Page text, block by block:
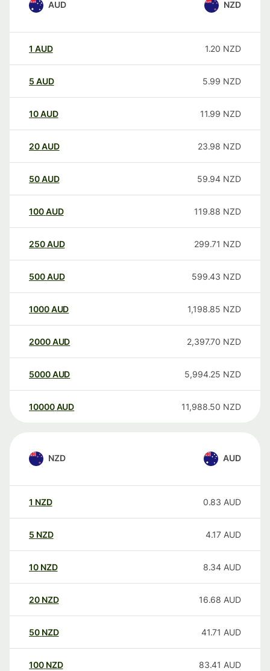
AUD NZD
1 AUD 1.20 NZD
5 AUD 5.99 NZD
10AUD 11.99 NZD
20AUD 23.98 NZD
50AUD 59.94 NZD
100AUD 119.88 NZD
250AUD 299.71 NZD
500AUD 599.43 NZD
1000AUD 1,198.85 NZD
2000AUD 2,397.70 NZD
5000AUD 5,994.25 NZD
10000 AUD 11,988.50 NZD
NZD AUD
1 NZD 0.83 AUD
5 NZD 4.17 AUD
10 NZD 8.34 AUD
20 NZD 16.68 AUD
50 NZD 41.71 AUD
100 NZD 83.41 AUD